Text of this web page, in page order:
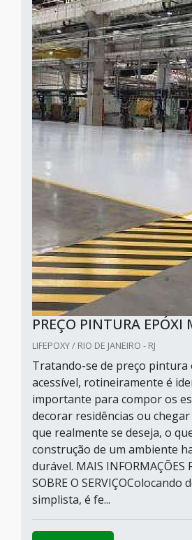
PREÇO PINTURA EPÓXI
LIFEPOXY / RIO DE JANEIRO - RJ
Tratando-se de preço pintura
acessível, rotineiramente é
importante para compor os
decorar residências ou
que realmente se deseja, o
construção de um ambiente
durável. MAIS INFORMAÇÕES
SOBRE O SERVIÇOColocando
simplista, é fe...